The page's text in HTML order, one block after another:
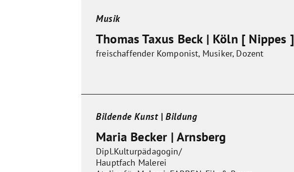
Musik
Thomas Taxus Beck | Köln [ Nippes ]
freischaffender Komponist, Musiker, Dozent
Bildende Kunst | Bildung
Maria Becker | Arnsberg
Dipl.Kulturpädagogin/
Hauptfach Malerei